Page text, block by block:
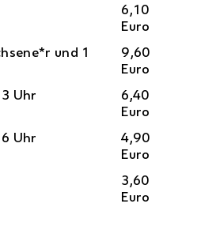
6,10
Euro
und 1
9,60
Euro
Uhr
6,40
Euro
Uhr
4,90
Euro
3,60
Euro